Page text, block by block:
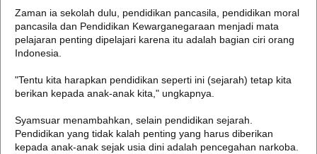
Zaman ia sekolah dulu, pendidikan pancasila, pendidikan moral
pancasila dan Pendidikan Kewarganegaraan menjadi mata
pelajaran penting dipelajari karena itu adalah bagian ciri orang
Indonesia.
"Tentu kita harapkan pendidikan seperti ini (sejarah) tetap kita
berikan kepada anak-anak kita," ungkapnya.
Syamsuar menambahkan, selain pendidikan sejarah.
Pendidikan yang tidak kalah penting yang harus diberikan
kepada anak-anak sejak usia dini adalah pencegahan narkoba.